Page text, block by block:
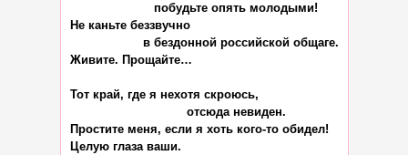
                       побудьте опять молодыми!
Не каньте беззвучно
                    в бездонной российской общаге.
Живите. Прощайте…
Тот край, где я нехотя скроюсь,
                                отсюда невиден.
Простите меня, если я хоть кого-то обидел!
Целую глаза ваши.